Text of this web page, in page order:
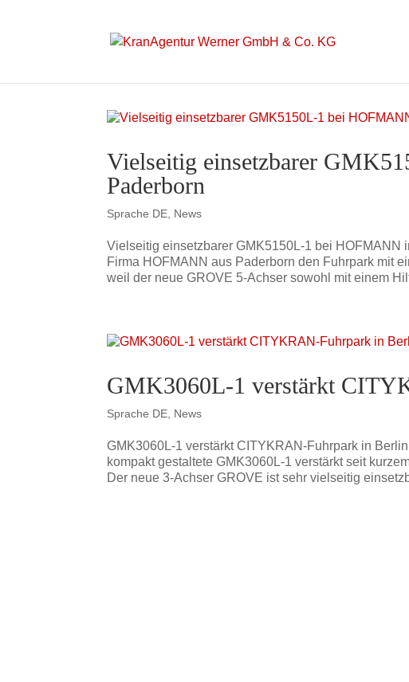
Vielseitig einsetzbarer
Paderborn
Sprache DE News
Vielseitig einsetzbarer GMK5150L-1 bei HOFMANN
Firma HOFMANN aus Paderborn den Fuhrpark mit
weil der neue GROVE 5-Achser sowohl mit einem
GMK3060L-1 verstärkt
Sprache DE News
GMK3060L-1 verstärkt CITYKRAN-Fuhrpark in
kompakt gestaltete GMK3060L-1 verstärkt seit
Der neue 3-Achser GROVE ist sehr vielseitig